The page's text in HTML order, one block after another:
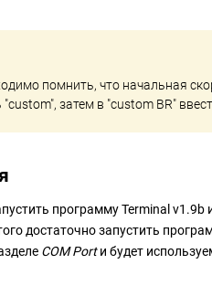
помнить, что начальная
затем в "custom BR"
программу Terminal v1.9b
достаточно запустить
COM Portи будет